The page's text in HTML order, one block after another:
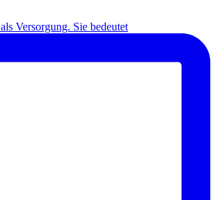
Versorgung. Sie bedeutet